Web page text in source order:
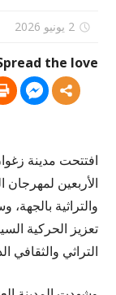
2 يونيو 2026
the love
الأربعين لمهرجان
والتراثية
تعزيز الحركية
التراثي والثقافي